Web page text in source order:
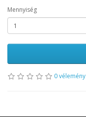
Mennyiség
0 vélemény